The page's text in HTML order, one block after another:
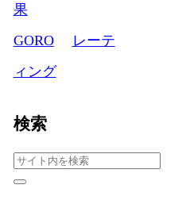
果
GORO
レーテ
ィング
検索